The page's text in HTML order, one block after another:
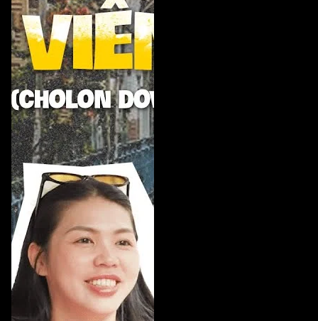
the person behind The Tri Way channel!
#ricechanneltv #realpeoplerealstories #thetriway
#comtam #documentary #monngonsaigon
#huongvinoinho #flavorsofnolstagia